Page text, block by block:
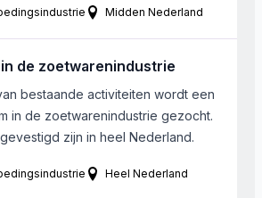
met een solide basis en
voor professionalisering,
Het gezochte
Er werken […]
Midden Nederland
de zoetwarenindustrie
bestaande activiteiten wordt een
in de zoetwarenindustrie gezocht.
zijn in heel Nederland.
Heel Nederland